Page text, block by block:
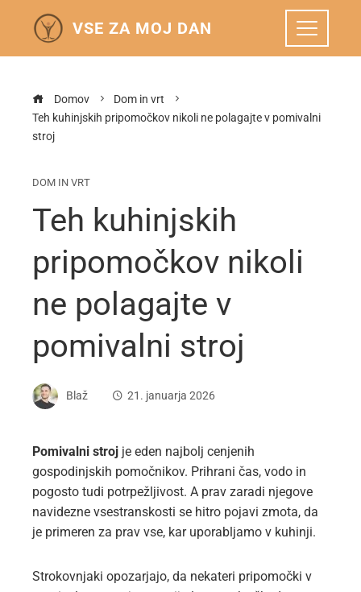
VSE ZA MOJ DAN
Domov
Dom in vrt
Teh kuhinjskih pripomočkov nikoli ne polagajte v pomivalni
stroj
DOM IN VRT
Teh kuhinjskih
pripomočkov nikoli
ne polagajte v
pomivalni stroj
Blaž 21. januarja 2026
Pomivalni stroj je eden najbolj cenjenih
gospodinjskih pomočnikov. Prihrani čas, vodo in
pogosto tudi potrpežljivost. A prav zaradi njegove
navidezne vsestranskosti se hitro pojavi zmota, da
je primeren za prav vse, kar uporabljamo v kuhinji.
Strokovnjaki opozarjajo, da nekateri pripomočki v